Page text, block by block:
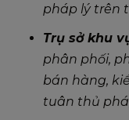
pháp lý trên
Trụ sở khu
phân phối,
bán hàng,
tuân thủ